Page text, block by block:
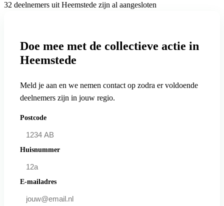
32 deelnemers uit Heemstede zijn al aangesloten
Doe mee met de collectieve actie in
Heemstede
Meld je aan en we nemen contact op zodra er voldoende
deelnemers zijn in jouw regio.
Postcode
Huisnummer
E-mailadres